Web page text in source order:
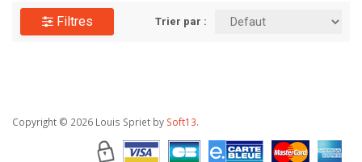
construction. Des milliers de produits de plomberie de grandes
marques disponibles au meilleur prix, à portée de clic. C'est le moment
Filtres Trier par :
Copyright © 2026 Louis Spriet by Soft13.